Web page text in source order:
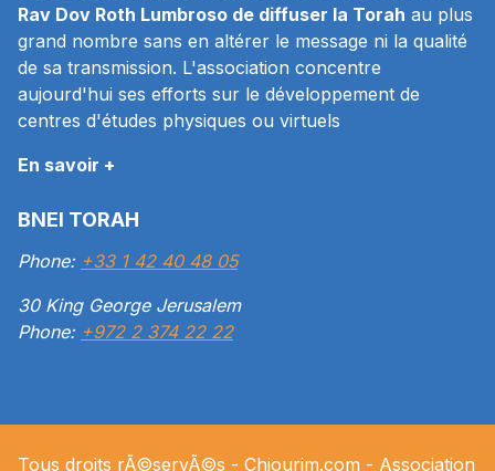
Rav Dov Roth Lumbroso de diffuser la Torah au plus
grand nombre sans en altérer le message ni la qualité
de sa transmission. L'association concentre
aujourd'hui ses efforts sur le développement de
centres d'études physiques ou virtuels
En savoir +
BNEI TORAH
Phone: +33 1 42 40 48 05
30 King George Jerusalem
Phone: +972 2 374 22 22
Tous droits rÃ©servÃ©s - Chiourim.com - Association